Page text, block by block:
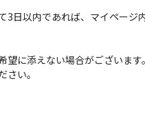
日以内であれば、マイページ
に添えない場合がございます。
い。